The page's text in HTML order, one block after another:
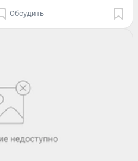
Обсудить